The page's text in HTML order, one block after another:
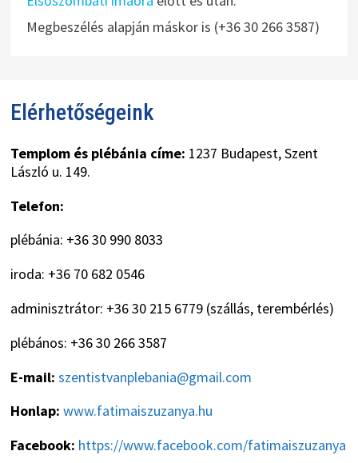
Megbeszélés alapján máskor is (+36 30 266 3587)
Elérhetőségeink
Templom és plébánia címe: 1237 Budapest, Szent
László u. 149.
Telefon:
plébánia: +36 30 990 8033
iroda: +36 70 682 0546
adminisztrátor: +36 30 215 6779 (szállás, terembérlés)
plébános: +36 30 266 3587
E-mail: szentistvanplebania@gmail.com
Honlap: www.fatimaiszuzanya.hu
Facebook: https://www.facebook.com/fatimaiszuzanya